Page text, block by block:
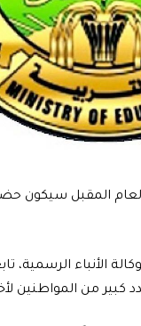
العام المقبل سيكون
الأنباء الرسمية،
كبير من المواطنين